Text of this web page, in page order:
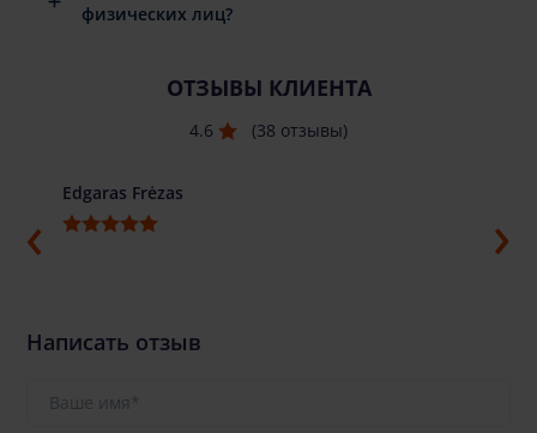
физических лиц?
ОТЗЫВЫ КЛИЕНТА
4.6 (38 отзывы)
Edgaras Frėzas
Написать отзыв